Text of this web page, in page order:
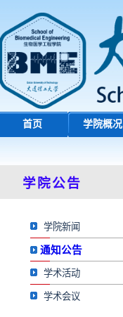
首页 学院概况
学院公告
学院新闻
通知公告
学术活动
学术会议